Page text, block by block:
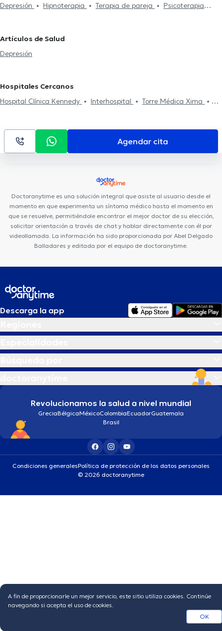
Depresión
Hipnoterapia Terapia de pareja
Psicoterapia
Artículos de Salud
Depresión
Hospitales Cercanos
Hospital Clínica Kennedy
Interhospital
Torre Médica Xima
Sucursal Norte
Agendar cita
Doctoranytime es una solución integral que asiste al usuario desde el
momento en que experimenta un síntoma médico hasta el momento en
que se resuelve, permitiéndole encontrar el mejor doctor de su elección,
solicitar orientación a través de chat y hablar directamente con él por
videollamada. La información ha sido proporcionada por Abel Delgado
Balladares y editada por el equipo de doctoranytime.
Descarga la app
Revolucionamos la salud a nivel mundial
GreciaBélgicaMéxicoColombiaEcuadorGuatemala
Brasil
Condiciones generalesPolítica de protección de los datos personales
© 2026 doctoranytime
A fin de proporcionarle un mejor servicio, este sitio utiliza cookies. Continúe
navegando si acepta el uso de cookies.
OK